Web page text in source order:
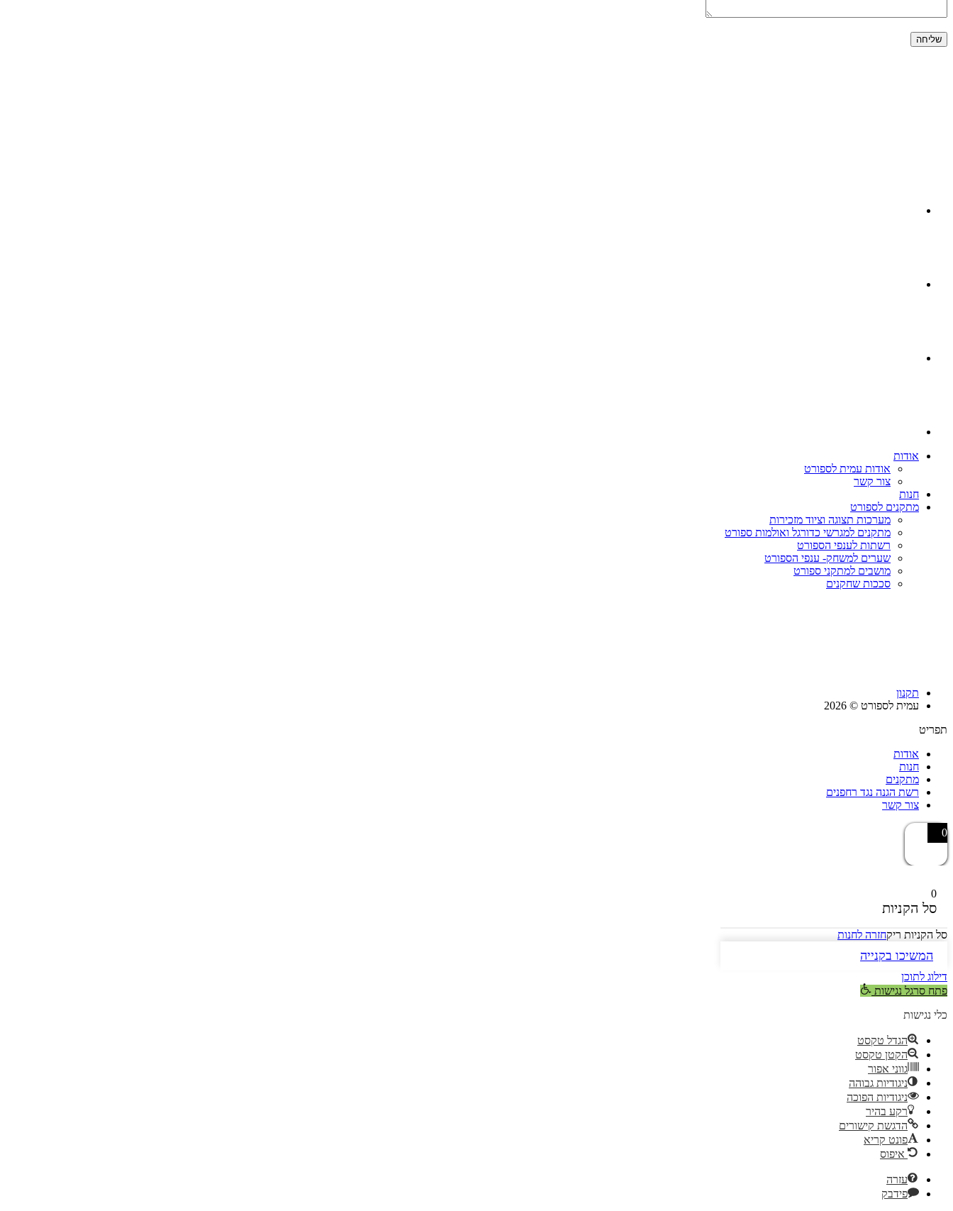
אודות
אודות עמית לספורט
צור קשר
חנות
מתקנים לספורט
מערכות תצוגה וציוד מזכירות
מתקנים למגרשי כדורגל ואולמות ספורט
רשתות לענפי הספורט
שערים למשחק- ענפי הספורט
מושבים למתקני ספורט
סככות שחקנים
תקנון
עמית לספורט © 2026
תפריט
אודות
חנות
מתקנים
רשת הגנה נגד רחפנים
צור קשר
0
0
סל הקניות
סל הקניות ריקחזרה לחנות
המשיכו בקנייה
דילוג לתוכן
פתח סרגל נגישות
כלי נגישות
הגדל טקסט
הקטן טקסט
גווני אפור
ניגודיות גבוהה
ניגודיות הפוכה
רקע בהיר
הדגשת קישורים
פונט קריא
איפוס
עזרה
פידבק